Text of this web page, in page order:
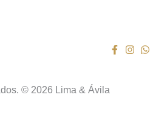
© 2026 Lima & Ávila